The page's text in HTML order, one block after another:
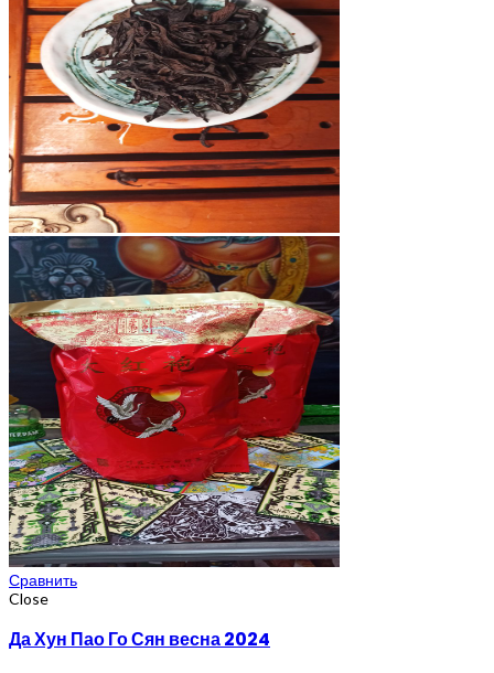
Травяной чай
Благовония
Рамакришна
Ришикеш
Подставка для благовоний
CrazyBong
О нас
Доставка и оплата
Контакты
Блог
Бренды
Сравнить
Close
Да Хун Пао Го Сян весна 2024